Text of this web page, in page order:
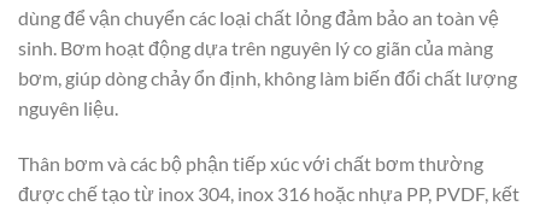
dùng để vận chuyển các loại chất lỏng đảm bảo an toàn vệ
sinh. Bơm hoạt động dựa trên nguyên lý co giãn của màng
bơm, giúp dòng chảy ổn định, không làm biến đổi chất lượng
nguyên liệu.
Thân bơm và các bộ phận tiếp xúc với chất bơm thường
được chế tạo từ inox 304, inox 316 hoặc nhựa PP, PVDF, kết